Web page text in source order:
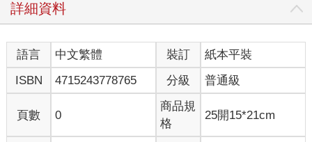
詳細資料
語言 中文繁體 裝訂
紙本平裝
ISBN
4715243778765 分級 普通級
頁數 0
商品規
格
25開15*21cm